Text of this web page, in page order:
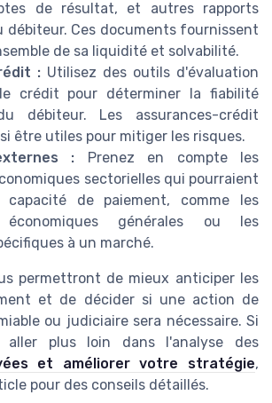
de résultat, et autres rapports
débiteur. Ces documents fournissent
de sa liquidité et solvabilité.
: Utilisez des outils d'évaluation
crédit pour déterminer la fiabilité
débiteur. Les assurances-crédit
être utiles pour mitiger les risques.
: Prenez en compte les
sectorielles qui pourraient
capacité de paiement, comme les
économiques générales ou les
à un marché.
permettront de mieux anticiper les
et de décider si une action de
ou judiciaire sera nécessaire. Si
aller plus loin dans l'analyse des
et améliorer votre stratégie,
pour des conseils détaillés.